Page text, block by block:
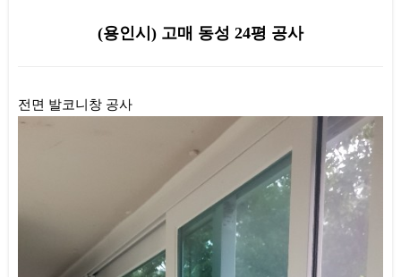
(용인시) 고매 동성 24평 공사
전면 발코니창 공사